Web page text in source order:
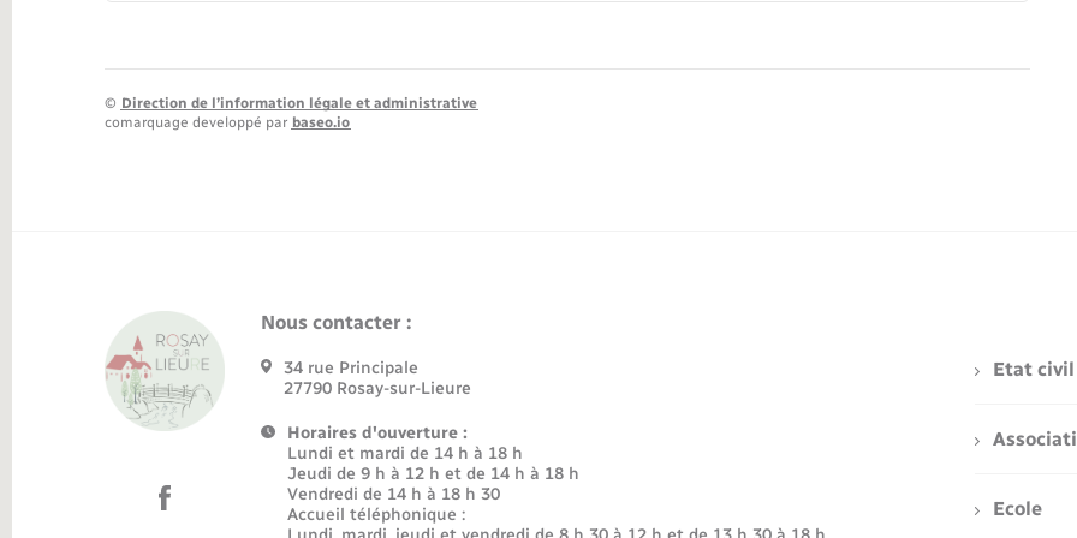
© Direction de l’information légale et administrative
comarquage developpé par baseo.io
Nous contacter :
34 rue Principale
27790 Rosay-sur-Lieure
Horaires d'ouverture :
Lundi et mardi de 14 h à 18 h
Jeudi de 9 h à 12 h et de 14 h à 18 h
Vendredi de 14 h à 18 h 30
Accueil téléphonique :
Etat civil
Ecole